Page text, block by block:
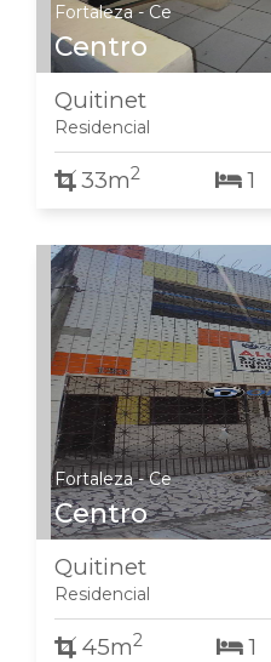
Fortaleza - Ce
Centro
Quitinet
Residencial
33m2 1
Fortaleza - Ce
Centro
Quitinet
Residencial
45m2 1